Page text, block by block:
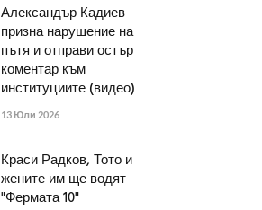
Александър Кадиев
призна нарушение на
пътя и отправи остър
коментар към
институциите (видео)
13 Юли 2026
Краси Радков, Тото и
жените им ще водят
"Фермата 10"